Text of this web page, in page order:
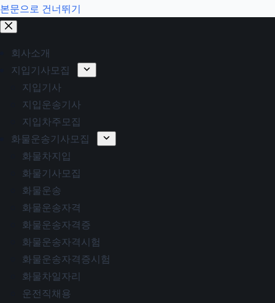
본문으로 건너뛰기
회사소개
지입기사모집
지입기사
지입운송기사
지입차주모집
화물운송기사모집
화물차지입
화물기사모집
화물운송
화물운송자격
화물운송자격증
화물운송자격시험
화물운송자격증시험
화물차일자리
운전직채용